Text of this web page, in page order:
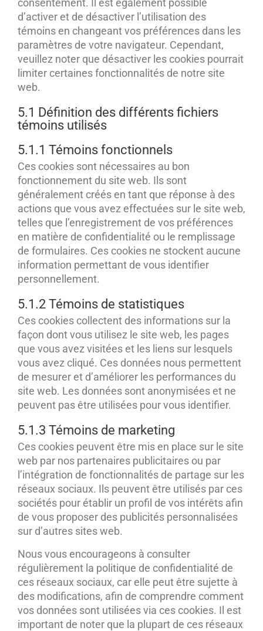
consentement. Il est également possible
d’activer et de désactiver l’utilisation des
témoins en changeant vos préférences dans les
paramètres de votre navigateur. Cependant,
veuillez noter que désactiver les cookies pourrait
limiter certaines fonctionnalités de notre site
web.
5.1 Définition des différents fichiers
témoins utilisés
5.1.1 Témoins fonctionnels
Ces cookies sont nécessaires au bon
fonctionnement du site web. Ils sont
généralement créés en tant que réponse à des
actions que vous avez effectuées sur le site web,
telles que l’enregistrement de vos préférences
en matière de confidentialité ou le remplissage
de formulaires. Ces cookies ne stockent aucune
information permettant de vous identifier
personnellement.
5.1.2 Témoins de statistiques
Ces cookies collectent des informations sur la
façon dont vous utilisez le site web, les pages
que vous avez visitées et les liens sur lesquels
vous avez cliqué. Ces données nous permettent
de mesurer et d’améliorer les performances du
site web. Les données sont anonymisées et ne
peuvent pas être utilisées pour vous identifier.
5.1.3 Témoins de marketing
Ces cookies peuvent être mis en place sur le site
web par nos partenaires publicitaires ou par
l’intégration de fonctionnalités de partage sur les
réseaux sociaux. Ils peuvent être utilisés par ces
sociétés pour établir un profil de vos intérêts afin
de vous proposer des publicités personnalisées
sur d’autres sites web.
Nous vous encourageons à consulter
régulièrement la politique de confidentialité de
ces réseaux sociaux, car elle peut être sujette à
des modifications, afin de comprendre comment
vos données sont utilisées via ces cookies. Il est
important de noter que la plupart de ces réseaux